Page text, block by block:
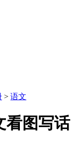
> 语文
看图写话